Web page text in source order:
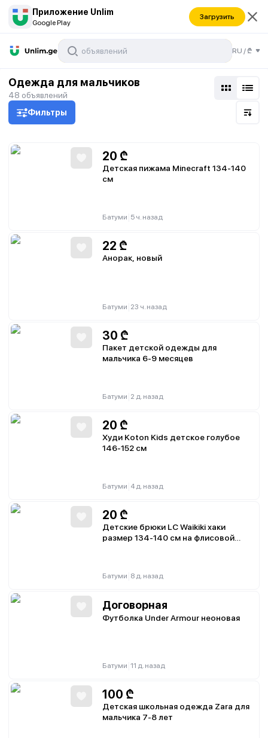
Приложение Unlim
Google Play
Загрузить
RU /₾
Одежда для мальчиков
48 объявлений
Фильтры
20 ₾
Детская пижама Minecraft 134-140
см
Батуми 5 ч. назад
22 ₾
Анорак, новый
Батуми 23 ч. назад
30 ₾
Пакет детской одежды для
мальчика 6-9 месяцев
Батуми 2 д. назад
20 ₾
Худи Koton Kids детское голубое
146-152 см
Батуми 4 д. назад
20 ₾
Детские брюки LC Waikiki хаки
размер 134-140 см на флисовой
Батуми 8 д. назад
Договорная
Футболка Under Armour неоновая
Батуми 11 д. назад
100 ₾
Детская школьная одежда Zara для
мальчика 7-8 лет